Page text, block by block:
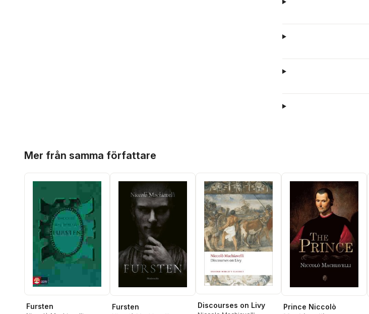
Mer från samma författare
Fursten Fursten Discourses on Livy
Prince Niccolò